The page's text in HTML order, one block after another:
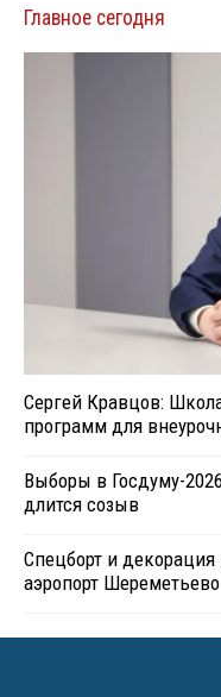
Главное сегодня
Сергей Кравцов:
программ для
Выборы в Госдуму-
длится созыв
Спецборт и
аэропорт Шереметьево